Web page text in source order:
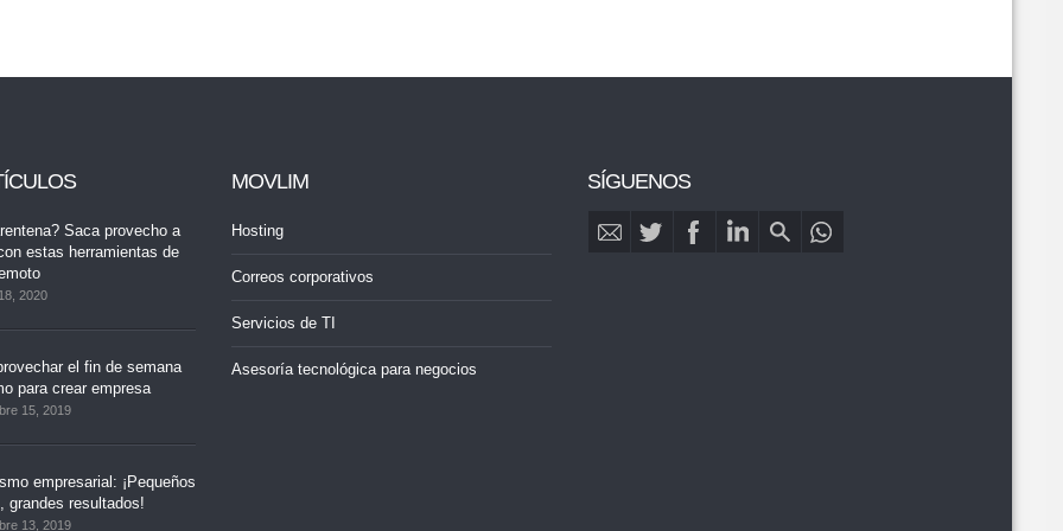
Saca provecho a
estas herramientas de
2020
el fin de semana
para crear empresa
15, 2019
empresarial: ¡Pequeños
grandes resultados!
13, 2019
MOVLIM
Hosting
Correos corporativos
Servicios de TI
Asesoría tecnológica para negocios
SÍGUENOS